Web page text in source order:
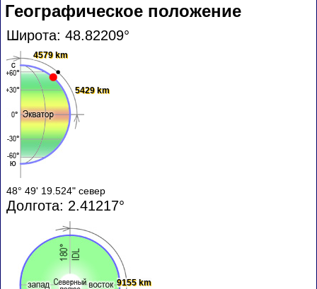
Географическое положение
Широта: 48.82209°
4579 km
5429 km
48° 49' 19.524" север
Долгота: 2.41217°
9155 km